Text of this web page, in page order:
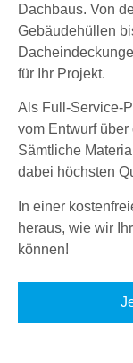
Dachbaus. Von
Gebäudehüllen
für Ihr Projekt.
Als Full-Service-
vom Entwurf
Sämtliche
dabei höchsten
In einer
heraus, wie wir
können!